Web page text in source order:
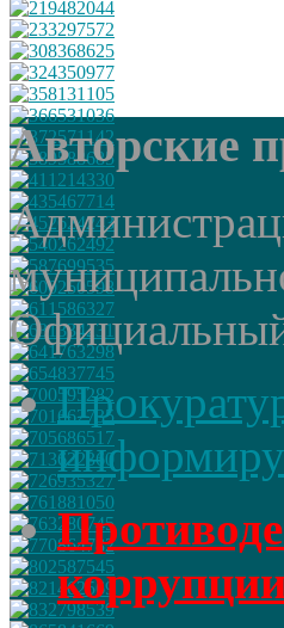
Авторские